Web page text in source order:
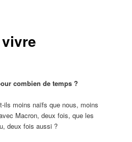
combien de temps ?
ils moins naïfs que nous, moins
Macron, deux fois, que les
deux fois aussi ?